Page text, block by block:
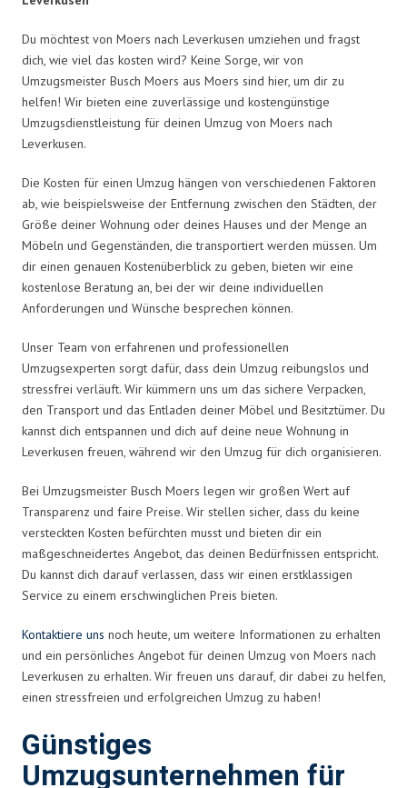
Du möchtest von Moers nach Leverkusen umziehen und fragst
dich, wie viel das kosten wird? Keine Sorge, wir von
Umzugsmeister Busch Moers aus Moers sind hier, um dir zu
helfen! Wir bieten eine zuverlässige und kostengünstige
Umzugsdienstleistung für deinen Umzug von Moers nach
Leverkusen.
Die Kosten für einen Umzug hängen von verschiedenen Faktoren
ab, wie beispielsweise der Entfernung zwischen den Städten, der
Größe deiner Wohnung oder deines Hauses und der Menge an
Möbeln und Gegenständen, die transportiert werden müssen. Um
dir einen genauen Kostenüberblick zu geben, bieten wir eine
kostenlose Beratung an, bei der wir deine individuellen
Anforderungen und Wünsche besprechen können.
Unser Team von erfahrenen und professionellen
Umzugsexperten sorgt dafür, dass dein Umzug reibungslos und
stressfrei verläuft. Wir kümmern uns um das sichere Verpacken,
den Transport und das Entladen deiner Möbel und Besitztümer. Du
kannst dich entspannen und dich auf deine neue Wohnung in
Leverkusen freuen, während wir den Umzug für dich organisieren.
Bei Umzugsmeister Busch Moers legen wir großen Wert auf
Transparenz und faire Preise. Wir stellen sicher, dass du keine
versteckten Kosten befürchten musst und bieten dir ein
maßgeschneidertes Angebot, das deinen Bedürfnissen entspricht.
Du kannst dich darauf verlassen, dass wir einen erstklassigen
Service zu einem erschwinglichen Preis bieten.
Kontaktiere uns noch heute, um weitere Informationen zu erhalten
und ein persönliches Angebot für deinen Umzug von Moers nach
Leverkusen zu erhalten. Wir freuen uns darauf, dir dabei zu helfen,
einen stressfreien und erfolgreichen Umzug zu haben!
Günstiges
Umzugsunternehmen für